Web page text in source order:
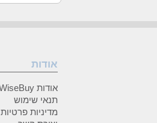
אודות
אודות WiseBuy
תנאי שימוש
מדיניות פרטיות